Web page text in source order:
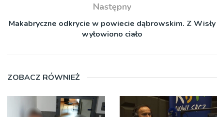
Następny
Makabryczne odkrycie w powiecie dąbrowskim. Z Wisły
wyłowiono ciało
ZOBACZ RÓWNIEŻ